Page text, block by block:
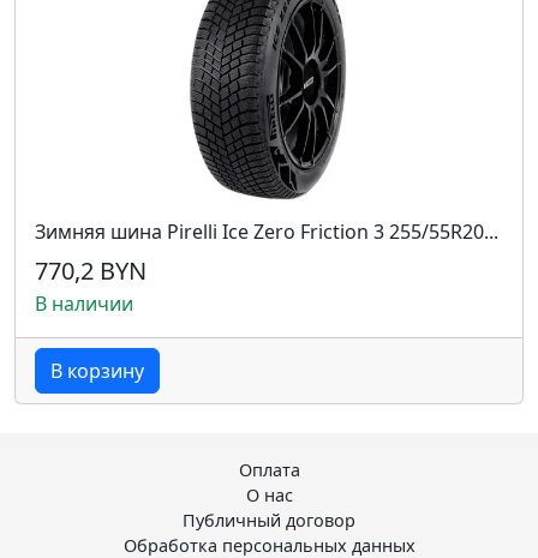
Зимняя шина Pirelli Ice Zero Friction 3 255/55R20...
770,2 BYN
В наличии
В корзину
Оплата
О нас
Публичный договор
Обработка персональных данных